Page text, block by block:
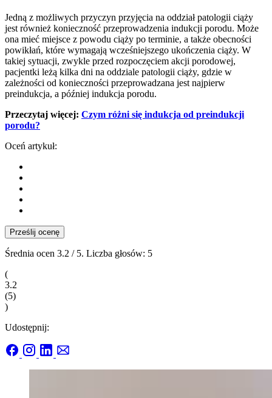
Jedną z możliwych przyczyn przyjęcia na oddział patologii ciąży
jest również konieczność przeprowadzenia indukcji porodu. Może
ona mieć miejsce z powodu ciąży po terminie, a także obecności
powikłań, które wymagają wcześniejszego ukończenia ciąży. W
takiej sytuacji, zwykle przed rozpoczęciem akcji porodowej,
pacjentki leżą kilka dni na oddziale patologii ciąży, gdzie w
zależności od konieczności przeprowadzana jest najpierw
preindukcja, a później indukcja porodu.
Przeczytaj więcej: Czym różni się indukcja od preindukcji
porodu?
Oceń artykuł:
Prześlij ocenę
Średnia ocen 3.2 / 5. Liczba głosów: 5
(
3.2
(5)
)
Udostępnij: